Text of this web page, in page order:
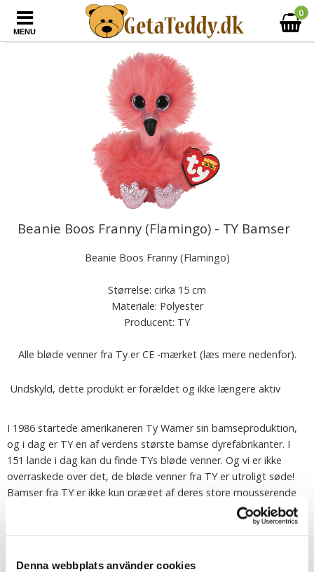
Denna webbplats använder cookies
MENU
0
Beanie Boos Franny (Flamingo) - TY Bamser
Beanie Boos Franny (Flamingo)
Størrelse: cirka 15 cm
Materiale: Polyester
Producent: TY
Alle bløde venner fra Ty er CE -mærket (læs mere nedenfor).
Undskyld, dette produkt er forældet og ikke længere aktiv
I 1986 startede amerikaneren Ty Warner sin bamseproduktion,
og i dag er TY en af verdens største bamse dyrefabrikanter. I
151 lande i dag kan du finde TYs bløde venner. Og vi er ikke
overraskede over det, de bløde venner fra TY er utroligt søde!
Bamser fra TY er ikke kun præget af deres store mousserende
øjne (som er omhyggeligt håndmalet), men også det lille papir
forbliver i form af et hjerte, der er fastgjort til hver TY-softie. På
bagsiden af hjertet kan du læse dyrets navn, men også se din